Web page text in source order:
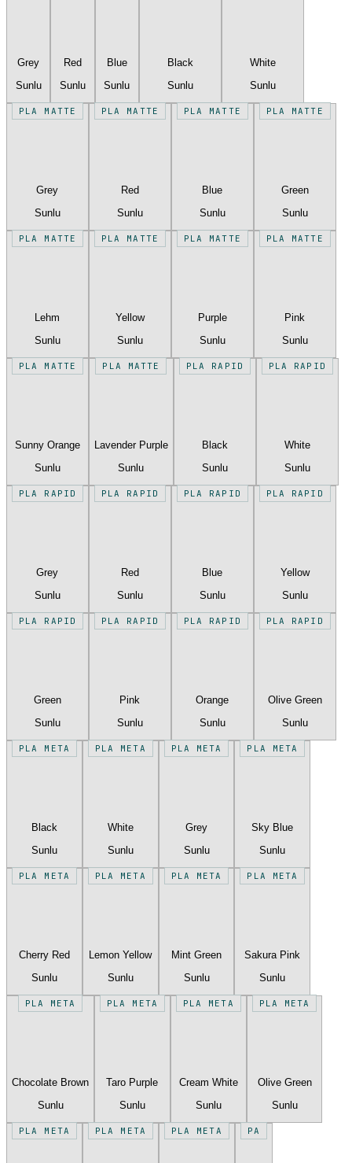
Grey
Sunlu
Red
Sunlu
Blue
Sunlu
Black
Sunlu
White
Sunlu
PLA MATTE
Grey
Sunlu
PLA MATTE
Red
Sunlu
PLA MATTE
Blue
Sunlu
PLA MATTE
Green
Sunlu
PLA MATTE
Lehm
Sunlu
PLA MATTE
Yellow
Sunlu
PLA MATTE
Purple
Sunlu
PLA MATTE
Pink
Sunlu
PLA MATTE
Sunny Orange
Sunlu
PLA MATTE
Lavender Purple
Sunlu
PLA RAPID
Black
Sunlu
PLA RAPID
White
Sunlu
PLA RAPID
Grey
Sunlu
PLA RAPID
Red
Sunlu
PLA RAPID
Blue
Sunlu
PLA RAPID
Yellow
Sunlu
PLA RAPID
Green
Sunlu
PLA RAPID
Pink
Sunlu
PLA RAPID
Orange
Sunlu
PLA RAPID
Olive Green
Sunlu
PLA META
Black
Sunlu
PLA META
White
Sunlu
PLA META
Grey
Sunlu
PLA META
Sky Blue
Sunlu
PLA META
Cherry Red
Sunlu
PLA META
Lemon Yellow
Sunlu
PLA META
Mint Green
Sunlu
PLA META
Sakura Pink
Sunlu
PLA META
Chocolate Brown
Sunlu
PLA META
Taro Purple
Sunlu
PLA META
Cream White
Sunlu
PLA META
Olive Green
Sunlu
PLA META PLA META PLA META PA